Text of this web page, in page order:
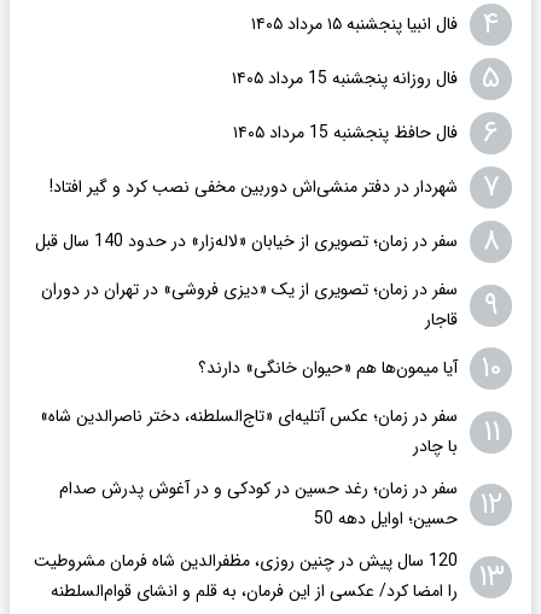
۴ فال انبیا پنجشنبه ۱۵ مرداد ۱۴۰۵
۵ فال روزانه پنجشنبه 15 مرداد ۱۴۰۵
۶ فال حافظ پنجشنبه 15 مرداد ۱۴۰۵
۷ شهردار در دفتر منشی‌اش دوربین مخفی نصب کرد و گیر افتاد!
۸ سفر در زمان؛ تصویری از خیابان «لاله‌زار» در حدود 140 سال قبل
۹
سفر در زمان؛ تصویری از یک «دیزی فروشی» در تهران در دوران
قاجار
۱۰ آیا میمون‌ها هم «حیوان خانگی» دارند؟
۱۱
سفر در زمان؛ عکس آتلیه‌ای «تاج‌السلطنه، دختر ناصرالدین شاه»
با چادر
۱۲
سفر در زمان؛ رغد حسین در کودکی و در آغوش پدرش صدام
حسین؛ اوایل دهه 50
۱۳
120 سال پیش در چنین روزی، مظفرالدین شاه فرمان مشروطیت
را امضا کرد/ عکسی از این فرمان، به قلم و انشای قوام‌السلطنه